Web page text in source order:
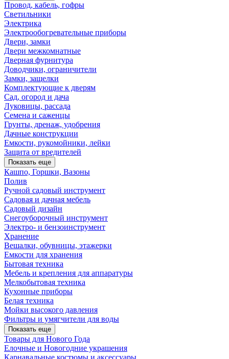
Провод, кабель, гофры
Светильники
Электрика
Электрообогревательные приборы
Двери, замки
Двери межкомнатные
Дверная фурнитура
Доводчики, ограничители
Замки, защелки
Комплектующие к дверям
Сад, огород и дача
Луковицы, рассада
Семена и саженцы
Грунты, дренаж, удобрения
Дачные конструкции
Емкости, рукомойники, лейки
Защита от вредителей
Показать еще
Кашпо, Горшки, Вазоны
Полив
Ручной садовый инструмент
Садовая и дачная мебель
Садовый дизайн
Снегоуборочный инструмент
Электро- и бензоинструмент
Хранение
Вешалки, обувницы, этажерки
Емкости для хранения
Бытовая техника
Мебель и крепления для аппаратуры
Мелкобытовая техника
Кухонные приборы
Белая техника
Мойки высокого давления
Фильтры и умягчители для воды
Показать еще
Товары для Нового Года
Елочные и Новогодние украшения
Карнавальные костюмы и аксессуары